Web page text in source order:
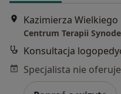
Kazimierza
Centrum Terapii
Konsultacja